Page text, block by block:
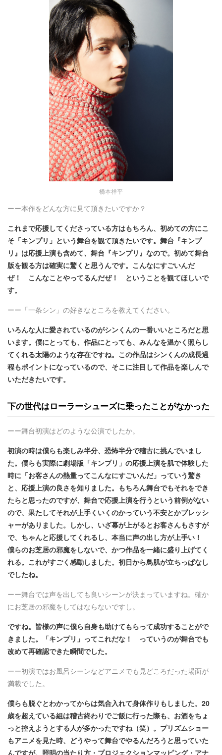
橋本祥平
ーー本作をどんな方に見て頂きたいですか？
これまで応援してくださっている方はもちろん、初めての方にこ
そ「キンプリ」という舞台を観て頂きたいです。舞台『キンプ
リ』は応援上演も含めて、舞台『キンプリ』なので。初めて舞台
版を観る方は確実に驚くと思うんです。こんなにすごいんだ
ぜ！ こんなことやってるんだぜ！ ということを観てほしいで
す。
ーー「一条シン」の好きなところを教えてください。
いろんな人に愛されているのがシンくんの一番いいところだと思
います。僕にとっても、作品にとっても、みんなを温かく照らし
てくれる太陽のような存在ですね。この作品はシンくんの成長過
程もポイントになっているので、そこに注目して作品を楽しんで
いただきたいです。
下の世代はローラーシューズに乗ったことがなかった
ーー舞台初演はどのような公演でしたか。
初演の時は僕らも楽しみ半分、恐怖半分で稽古に挑んでいまし
た。僕らも実際に劇場版「キンプリ」の応援上演を肌で体験した
時に「お客さんの熱量ってこんなにすごいんだ」っていう驚き
と、応援上演の良さを知りました。もちろん舞台でもそれをでき
たらと思ったのですが、舞台で応援上演を行うという前例がない
ので、果たしてそれが上手くいくのかっていう不安とかプレッシ
ャーがありました。しかし、いざ幕が上がるとお客さんもさすが
で、ちゃんと応援してくれるし、本当に声の出し方が上手い！
僕らのお芝居の邪魔をしないで、かつ作品を一緒に盛り上げてく
れる。これがすごく感動しました。初日から鳥肌が立ちっぱなし
でしたね。
ーー舞台では声を出しても良いシーンが決まっていますね。確か
にお芝居の邪魔をしてはならないですし。
ですね。皆様の声に僕ら自身も助けてもらって成功することがで
きました。「キンプリ」ってこれだな！ っていうのが舞台でも
改めて再確認できた瞬間でした。
ーー初演ではお風呂シーンなどアニメでも見どころだった場面が
満載でした。
僕らも脱ぐとわかってからは気合入れて身体作りもしました。20
歳を超えている組は稽古終わりでご飯に行った際も、お酒をちょ
っと控えようとする人が多かったですね（笑）。プリズムショー
もアニメを見た時、どうやって舞台でやるんだろうと思っていた
んですが、照明の当たり方・プロジェクションマッピング・アナ